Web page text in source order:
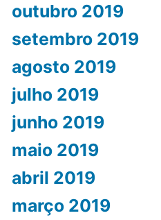
outubro 2019
setembro 2019
agosto 2019
julho 2019
junho 2019
maio 2019
abril 2019
março 2019